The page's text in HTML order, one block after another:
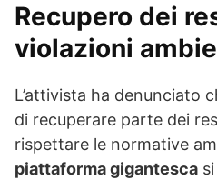
Recupero dei
violazioni
L’attivista ha denunciato
di recuperare parte dei
rispettare le normative
piattaforma gigantesca